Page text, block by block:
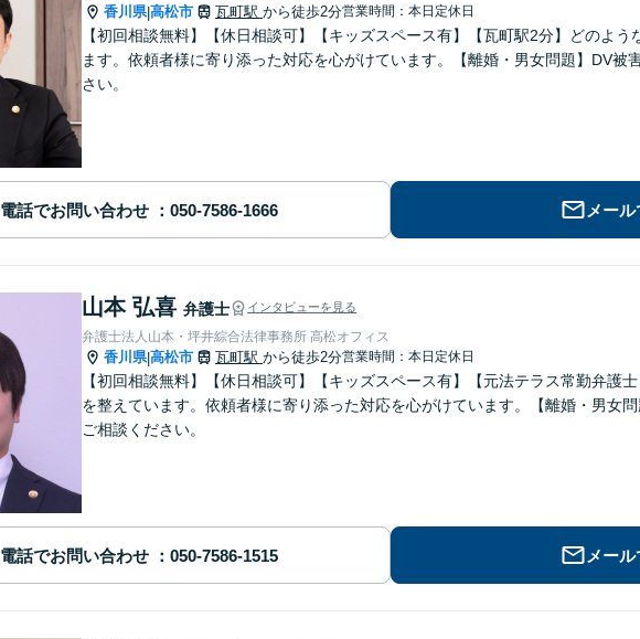
香川県|高松市 瓦町駅 から徒歩2分営業時間：本日定休日
【初回相談無料】【休日相談可】【キッズスペース有】【瓦町駅2分】どのよ
ます。依頼者様に寄り添った対応を心がけています。【離婚・男女問題】DV被
さい。
電話でお問い合わせ メー
山本 弘喜 弁護士 インタビューを見る
弁護士法人山本・坪井綜合法律事務所 高松オフィス
香川県|高松市 瓦町駅 から徒歩2分営業時間：本日定休日
【初回相談無料】【休日相談可】【キッズスペース有】【元法テラス常勤弁護
を整えています。依頼者様に寄り添った対応を心がけています。【離婚・男女
ご相談ください。
電話でお問い合わせ メー